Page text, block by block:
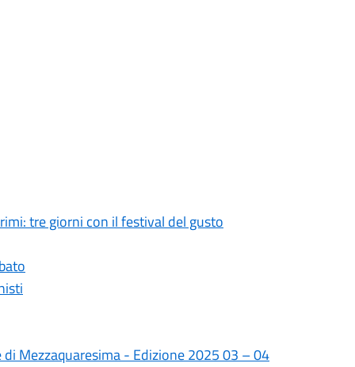
tre giorni con il festival del gusto
Mezzaquaresima - Edizione 2025 03 – 04